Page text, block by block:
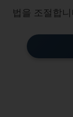
법을 조절합